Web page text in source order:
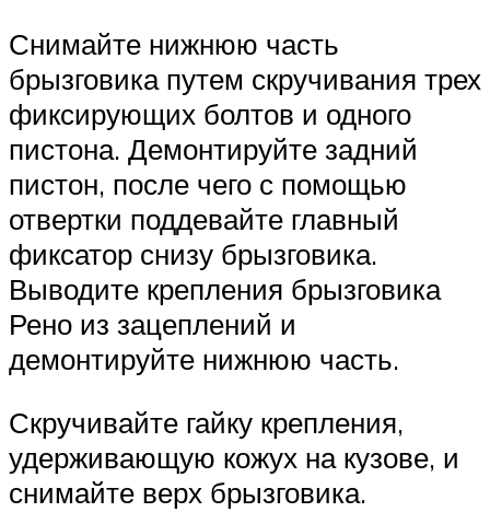
Снимайте нижнюю часть
брызговика путем скручивания трех
фиксирующих болтов и одного
пистона. Демонтируйте задний
пистон, после чего с помощью
отвертки поддевайте главный
фиксатор снизу брызговика.
Выводите крепления брызговика
Рено из зацеплений и
демонтируйте нижнюю часть.
Скручивайте гайку крепления,
удерживающую кожух на кузове, и
снимайте верх брызговика.